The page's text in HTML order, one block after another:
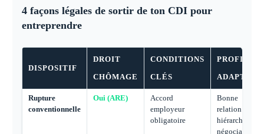
4 façons légales de sortir de ton CDI pour
entreprendre
DISPOSITIF
DROIT
CHÔMAGE
CONDITIONS
CLÉS
PROFIL
ADAPTÉ
Rupture
conventionnelle
Oui (ARE)
Accord
employeur
obligatoire
Bonne
relation
hiérarchique,
négociation